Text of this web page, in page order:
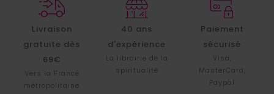
Livraison
gratuite dès
69€
Vers la France
métropolitaine
40 ans
d'expérience
La librairie de la
spiritualité
Paiement
sécurisé
Visa,
MasterCard,
Paypal